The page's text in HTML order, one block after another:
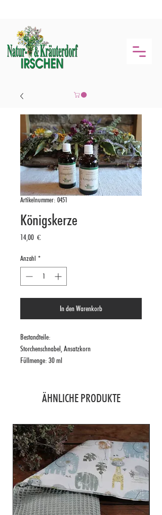
Artikelnummer: 0451
Königskerze
14,00 €Preis
Anzahl *
In den Warenkorb
Bestandteile:
Storchenschnabel, Ansatzkorn
Füllmenge: 30 ml
ÄHNLICHE PRODUKTE